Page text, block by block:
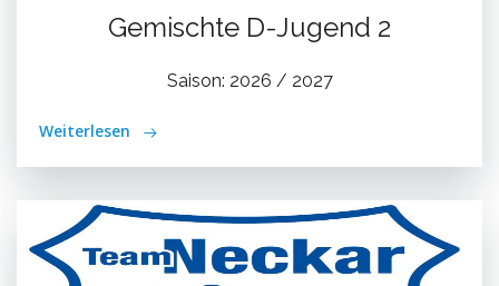
Gemischte D-Jugend 2
Saison: 2026 / 2027
Weiterlesen